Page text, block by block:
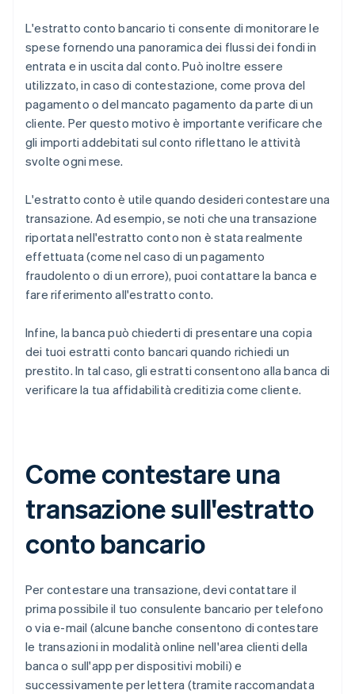
L'estratto conto bancario ti consente di monitorare le
spese fornendo una panoramica dei flussi dei fondi in
entrata e in uscita dal conto. Può inoltre essere
utilizzato, in caso di contestazione, come prova del
pagamento o del mancato pagamento da parte di un
cliente. Per questo motivo è importante verificare che
gli importi addebitati sul conto riflettano le attività
svolte ogni mese.
L'estratto conto è utile quando desideri contestare una
transazione. Ad esempio, se noti che una transazione
riportata nell'estratto conto non è stata realmente
effettuata (come nel caso di un pagamento
fraudolento o di un errore), puoi contattare la banca e
fare riferimento all'estratto conto.
Infine, la banca può chiederti di presentare una copia
dei tuoi estratti conto bancari quando richiedi un
prestito. In tal caso, gli estratti consentono alla banca di
verificare la tua affidabilità creditizia come cliente.
Come contestare una
transazione sull'estratto
conto bancario
Per contestare una transazione, devi contattare il
prima possibile il tuo consulente bancario per telefono
o via e-mail (alcune banche consentono di contestare
le transazioni in modalità online nell'area clienti della
banca o sull'app per dispositivi mobili) e
successivamente per lettera (tramite raccomandata